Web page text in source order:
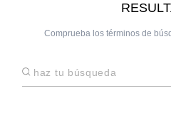
Comprueba los términos de
Haz tu búsqueda